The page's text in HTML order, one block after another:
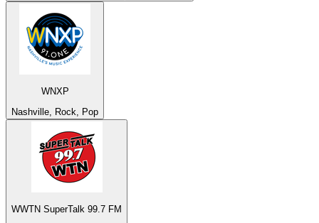
WNXP
Nashville, Rock, Pop
WWTN SuperTalk 99.7 FM